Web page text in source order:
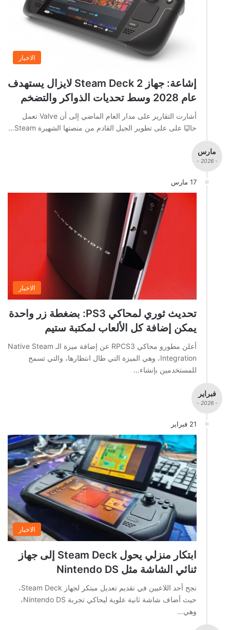
الاخبار
إشاعة: جهاز Steam Deck 2 لايزال يستهدف
عام 2028 وسط تحديات الذواكر والتضخم
أشارت التقارير على مدار العام الماضي إلى أن Valve تعمل
حاليًا على على تطوير الجيل القادم من منصتها الشهيرة Steam…
مارس
- 2026 -
17 مارس
الاخبار
تحديث ثوري لمحاكي PS3: بضغطة زر واحدة
يمكن إضافة كل الألعاب لمكتبة ستيم
أعلن مطورو محاكي RPCS3 عن إضافة ميزة الـ Native Steam
Integration، وهي الميزة التي طال انتظارها، والتي تسمح
للمستخدمين بإنشاء…
فبراير
- 2026 -
21 فبراير
الاخبار
ابتكار منزلي يحول Steam Deck إلى جهاز
ثنائي الشاشة مثل Nintendo DS
نجح أحد اللاعبين في تقديم تعديل مبتكر لجهاز Steam Deck،
حيث أضاف شاشة ثانية علوية ليحاكي تجربة Nintendo DS،
وهي…